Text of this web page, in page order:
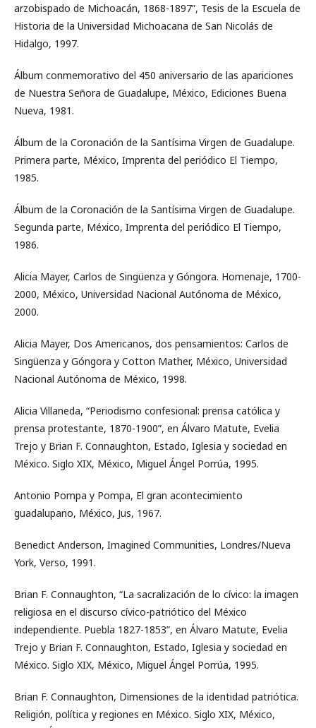
arzobispado de Michoacán, 1868-1897”, Tesis de la Escuela de
Historia de la Universidad Michoacana de San Nicolás de
Hidalgo, 1997.
Álbum conmemorativo del 450 aniversario de las apariciones
de Nuestra Señora de Guadalupe, México, Ediciones Buena
Nueva, 1981.
Álbum de la Coronación de la Santísima Virgen de Guadalupe.
Primera parte, México, Imprenta del periódico El Tiempo,
1985.
Álbum de la Coronación de la Santísima Virgen de Guadalupe.
Segunda parte, México, Imprenta del periódico El Tiempo,
1986.
Alicia Mayer, Carlos de Singüenza y Góngora. Homenaje, 1700-
2000, México, Universidad Nacional Autónoma de México,
2000.
Alicia Mayer, Dos Americanos, dos pensamientos: Carlos de
Singüenza y Góngora y Cotton Mather, México, Universidad
Nacional Autónoma de México, 1998.
Alicia Villaneda, “Periodismo confesional: prensa católica y
prensa protestante, 1870-1900”, en Álvaro Matute, Evelia
Trejo y Brian F. Connaughton, Estado, Iglesia y sociedad en
México. Siglo XIX, México, Miguel Ángel Porrúa, 1995.
Antonio Pompa y Pompa, El gran acontecimiento
guadalupano, México, Jus, 1967.
Benedict Anderson, Imagined Communities, Londres/Nueva
York, Verso, 1991.
Brian F. Connaughton, “La sacralización de lo cívico: la imagen
religiosa en el discurso cívico-patriótico del México
independiente. Puebla 1827-1853”, en Álvaro Matute, Evelia
Trejo y Brian F. Connaughton, Estado, Iglesia y sociedad en
México. Siglo XIX, México, Miguel Ángel Porrúa, 1995.
Brian F. Connaughton, Dimensiones de la identidad patriótica.
Religión, política y regiones en México. Siglo XIX, México,